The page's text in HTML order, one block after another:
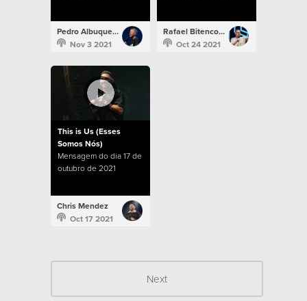
Pedro Albuquerque
Nov 3 2021
Rafael Bitencourt
Oct 24 2021
This is Us (Esses
Somos Nós)
Mensagem do dia 17 de
outubro de 2021
Chris Mendez
Oct 17 2021
Next